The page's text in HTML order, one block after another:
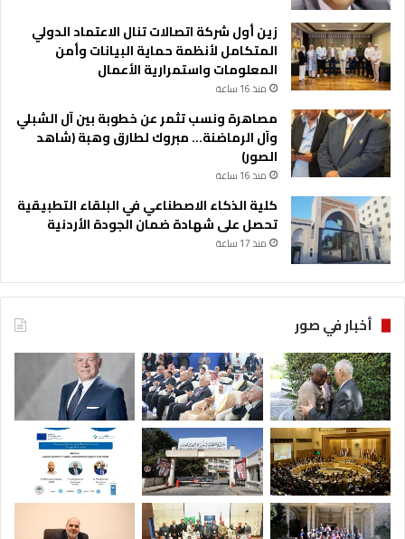
زين أول شركة اتصالات تنال الاعتماد الدولي
المتكامل لأنظمة حماية البيانات وأمن
المعلومات واستمرارية الأعمال
منذ 16 ساعة
مصاهرة ونسب تثمر عن خطوبة بين آل الشبلي
وآل الرماضنة… مبروك لطارق وهبة (شاهد
الصور)
منذ 16 ساعة
كلية الذكاء الاصطناعي في البلقاء التطبيقية
تحصل على شهادة ضمان الجودة الأردنية
منذ 17 ساعة
أخبار في صور